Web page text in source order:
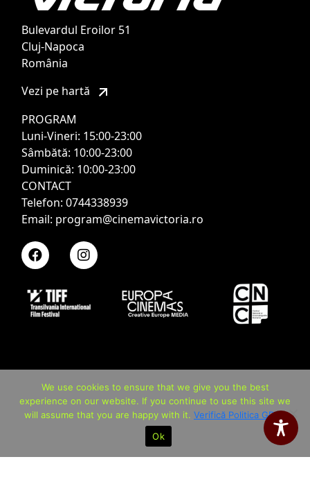
Bulevardul Eroilor 51
Cluj-Napoca
România
Vezi pe hartă
PROGRAM
Luni-Vineri: 15:00-23:00
Sâmbătă: 10:00-23:00
Duminică: 10:00-23:00
CONTACT
Telefon: 0744338939
Email: program@cinemavictoria.ro
We use cookies to ensure that we give you the best
experience on our website. If you continue to use this site we
will assume that you are happy with it. Verifică Politica GDPR
Ok